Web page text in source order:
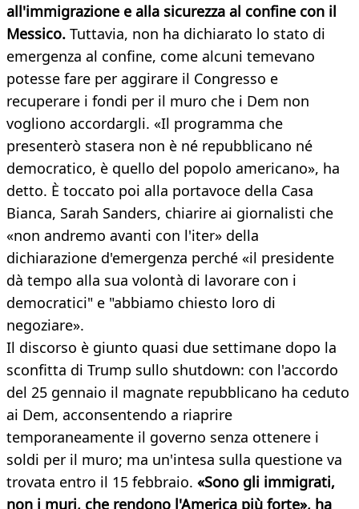
all'immigrazione e alla sicurezza al confine con il
Messico. Tuttavia, non ha dichiarato lo stato di
emergenza al confine, come alcuni temevano
potesse fare per aggirare il Congresso e
recuperare i fondi per il muro che i Dem non
vogliono accordargli. «Il programma che
presenterò stasera non è né repubblicano né
democratico, è quello del popolo americano», ha
detto. È toccato poi alla portavoce della Casa
Bianca, Sarah Sanders, chiarire ai giornalisti che
«non andremo avanti con l'iter» della
dichiarazione d'emergenza perché «il presidente
dà tempo alla sua volontà di lavorare con i
democratici" e "abbiamo chiesto loro di
negoziare».
Il discorso è giunto quasi due settimane dopo la
sconfitta di Trump sullo shutdown: con l'accordo
del 25 gennaio il magnate repubblicano ha ceduto
ai Dem, acconsentendo a riaprire
temporaneamente il governo senza ottenere i
soldi per il muro; ma un'intesa sulla questione va
trovata entro il 15 febbraio. «Sono gli immigrati,
non i muri, che rendono l'America più forte», ha